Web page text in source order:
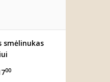
smėlinukas
00